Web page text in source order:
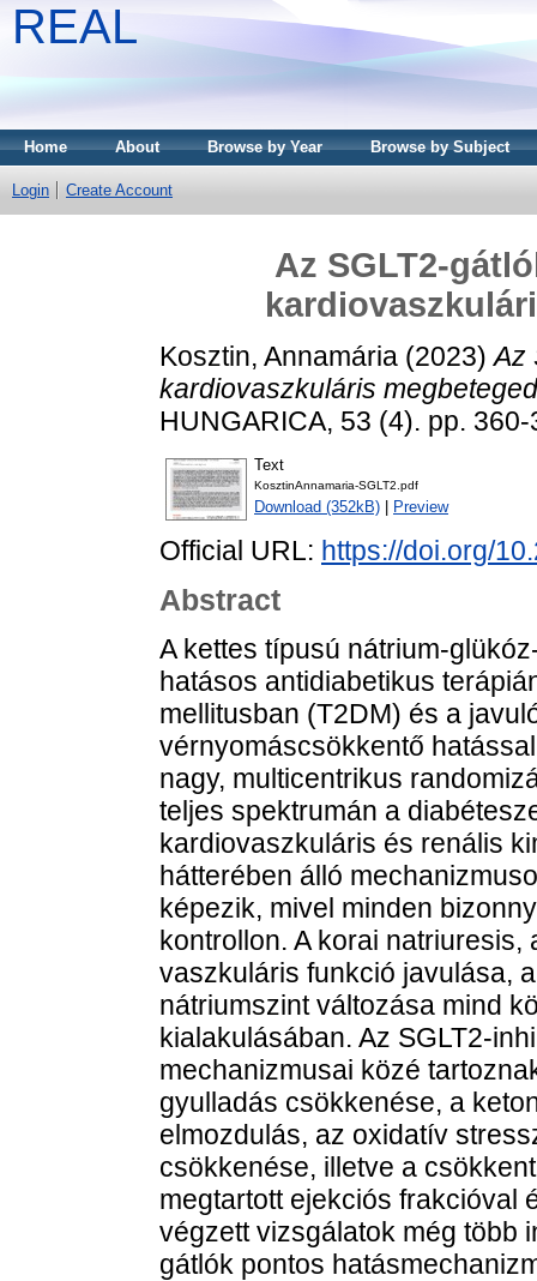
REAL
Home About Browse by Year Browse by Subject
Login Create Account
Az SGLT2-
Kosztin, Annamária (2023)Az
kardiovaszkuláris
HUNGARICA, 53 (4). pp.
Text
KosztinAnnamaria-SGLT2.pdf
Download (352kB) Preview
Official URL: https://doi.org/
Abstract
A kettes típusú nátrium-
hatásos antidiabetikus
mellitusban (T2DM) és a
vérnyomáscsökkentő
nagy, multicentrikus
teljes spektrumán a
kardiovaszkuláris és renális
hátterében álló
képezik, mivel minden
kontrollon. A korai
vaszkuláris funkció javulása,
nátriumszint változása mind
kialakulásában. Az SGLT2-
mechanizmusai közé
gyulladás csökkenése, a
elmozdulás, az oxidatív
csökkenése, illetve a
megtartott ejekciós frakcióval
végzett vizsgálatok még több
gátlók pontos